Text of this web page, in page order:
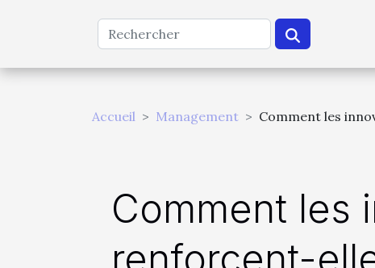
Accueil Management Comment les
Comment les